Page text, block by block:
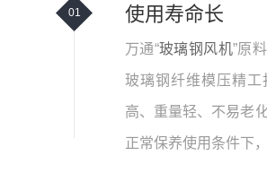
01 使用寿命长
万通“玻璃钢风机”原
玻璃钢纤维模压精
高、重量轻、不易老
正常保养使用条件下